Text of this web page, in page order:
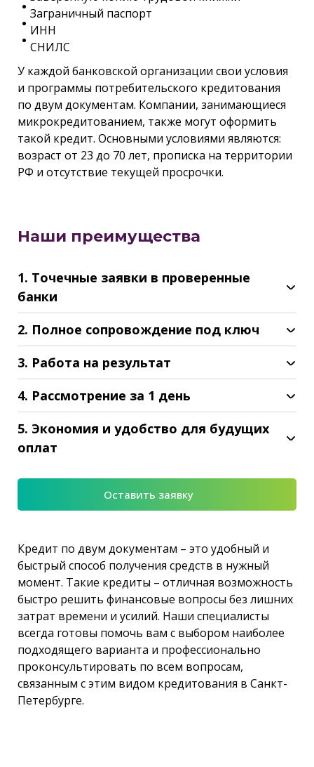
Заграничный паспорт
ИНН
СНИЛС
У каждой банковской организации свои условия
и программы потребительского кредитования
по двум документам. Компании, занимающиеся
микрокредитованием, также могут оформить
такой кредит. Основными условиями являются:
возраст от 23 до 70 лет, прописка на территории
РФ и отсутствие текущей просрочки.
Наши преимущества
1. Точечные заявки в проверенные
банки
2. Полное сопровождение под ключ
3. Работа на результат
4. Рассмотрение за 1 день
5. Экономия и удобство для будущих
оплат
Оставить заявку
Кредит по двум документам – это удобный и
быстрый способ получения средств в нужный
момент. Такие кредиты – отличная возможность
быстро решить финансовые вопросы без лишних
затрат времени и усилий. Наши специалисты
всегда готовы помочь вам с выбором наиболее
подходящего варианта и профессионально
проконсультировать по всем вопросам,
связанным с этим видом кредитования в Санкт-
Петербурге.